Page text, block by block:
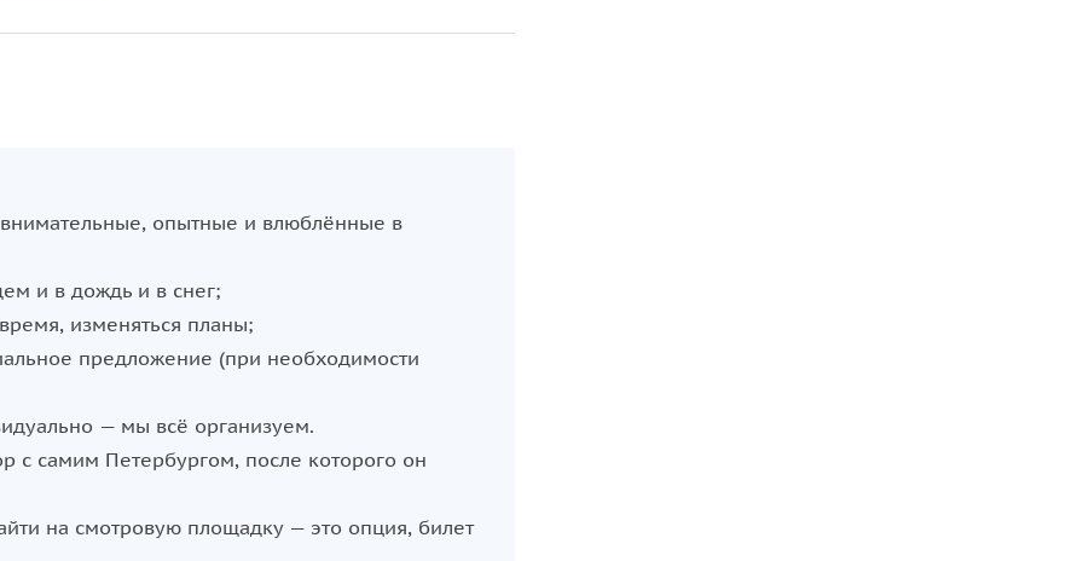
опытные и влюблённые в
и в дождь и в снег;
изменяться планы;
предложение (при необходимости
— мы всё организуем.
с самим Петербургом, после которого он
на смотровую площадку — это опция, билет